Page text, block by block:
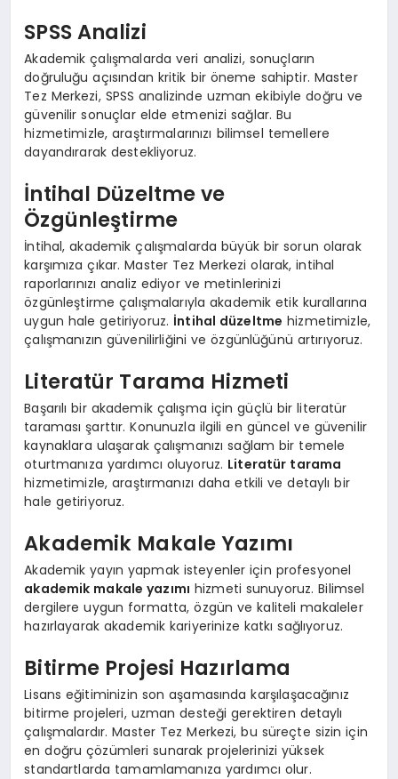
SPSS Analizi
Akademik çalışmalarda veri analizi, sonuçların
doğruluğu açısından kritik bir öneme sahiptir. Master
Tez Merkezi, SPSS analizinde uzman ekibiyle doğru ve
güvenilir sonuçlar elde etmenizi sağlar. Bu
hizmetimizle, araştırmalarınızı bilimsel temellere
dayandırarak destekliyoruz.
İntihal Düzeltme ve
Özgünleştirme
İntihal, akademik çalışmalarda büyük bir sorun olarak
karşımıza çıkar. Master Tez Merkezi olarak, intihal
raporlarınızı analiz ediyor ve metinlerinizi
özgünleştirme çalışmalarıyla akademik etik kurallarına
uygun hale getiriyoruz. İntihal düzeltme hizmetimizle,
çalışmanızın güvenilirliğini ve özgünlüğünü artırıyoruz.
Literatür Tarama Hizmeti
Başarılı bir akademik çalışma için güçlü bir literatür
taraması şarttır. Konunuzla ilgili en güncel ve güvenilir
kaynaklara ulaşarak çalışmanızı sağlam bir temele
oturtmanıza yardımcı oluyoruz. Literatür tarama
hizmetimizle, araştırmanızı daha etkili ve detaylı bir
hale getiriyoruz.
Akademik Makale Yazımı
Akademik yayın yapmak isteyenler için profesyonel
akademik makale yazımı hizmeti sunuyoruz. Bilimsel
dergilere uygun formatta, özgün ve kaliteli makaleler
hazırlayarak akademik kariyerinize katkı sağlıyoruz.
Bitirme Projesi Hazırlama
Lisans eğitiminizin son aşamasında karşılaşacağınız
bitirme projeleri, uzman desteği gerektiren detaylı
çalışmalardır. Master Tez Merkezi, bu süreçte sizin için
en doğru çözümleri sunarak projelerinizi yüksek
standartlarda tamamlamanıza yardımcı olur.